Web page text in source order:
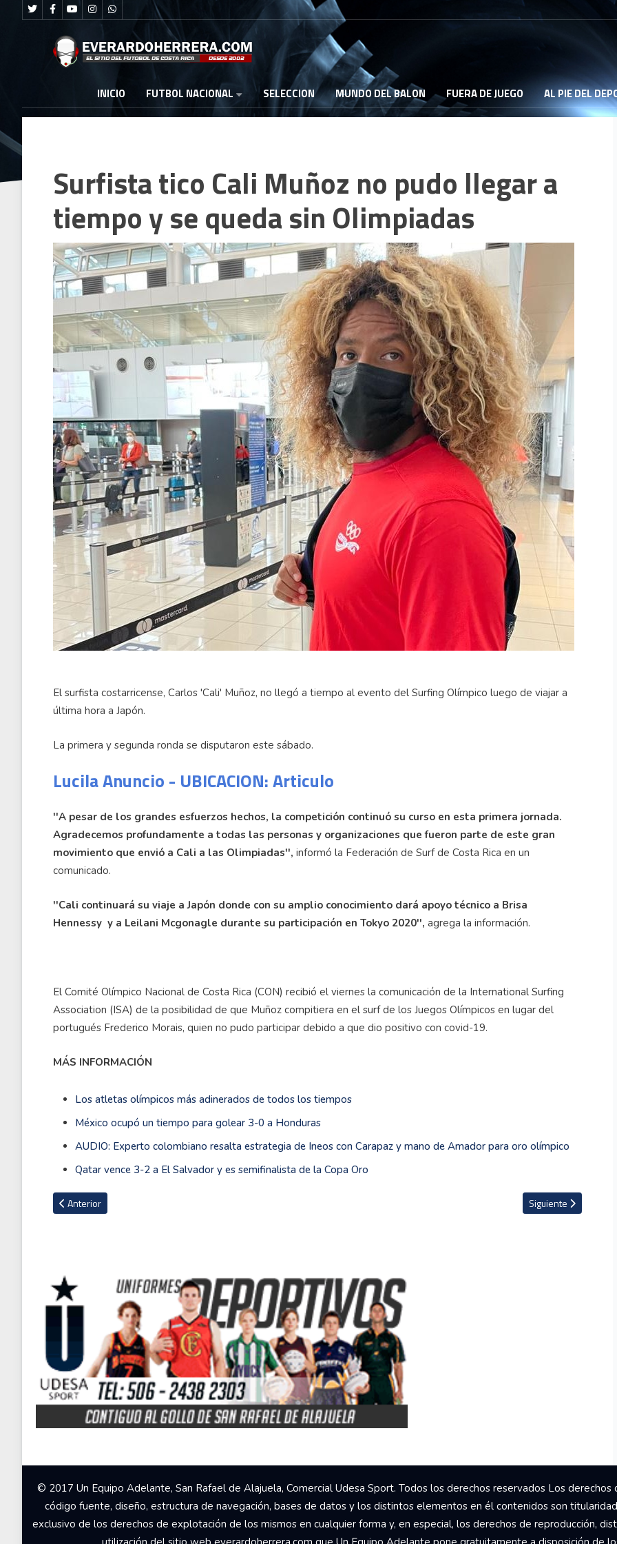
INICIO FUTBOL NACIONAL SELECCION MUNDO DEL BALON FUERA DE JUEGO AL PIE DEL
Surfista tico Cali Muñoz no pudo llegar a
tiempo y se queda sin Olimpiadas
El surfista costarricense, Carlos 'Cali' Muñoz, no llegó a tiempo al evento del Surfing Olímpico luego de viajar a
última hora a Japón.
La primera y segunda ronda se disputaron este sábado.
Lucila Anuncio - UBICACION: Articulo
''A pesar de los grandes esfuerzos hechos, la competición continuó su curso en esta primera jornada.
Agradecemos profundamente a todas las personas y organizaciones que fueron parte de este gran
movimiento que envió a Cali a las Olimpiadas'', informó la Federación de Surf de Costa Rica en un
comunicado.
''Cali continuará su viaje a Japón donde con su amplio conocimiento dará apoyo técnico a Brisa
Hennessy y a Leilani Mcgonagle durante su participación en Tokyo 2020'', agrega la información.
El Comité Olímpico Nacional de Costa Rica (CON) recibió el viernes la comunicación de la International Surfing
Association (ISA) de la posibilidad de que Muñoz compitiera en el surf de los Juegos Olímpicos en lugar del
portugués Frederico Morais, quien no pudo participar debido a que dio positivo con covid-19.
MÁS INFORMACIÓN
Los atletas olímpicos más adinerados de todos los tiempos
México ocupó un tiempo para golear 3-0 a Honduras
AUDIO: Experto colombiano resalta estrategia de Ineos con Carapaz y mano de Amador para oro olímpico
Qatar vence 3-2 a El Salvador y es semifinalista de la Copa Oro
Artículo anterior: Ian Ignacio Sancho hace historia para Costa Rica en las Olimpiadas
Anterior Artículo siguiente: La
Siguiente
© 2017 Un Equipo Adelante, San Rafael de Alajuela, Comercial Udesa Sport. Todos los derechos reservados Los
código fuente, diseño, estructura de navegación, bases de datos y los distintos elementos en él contenidos son
exclusivo de los derechos de explotación de los mismos en cualquier forma y, en especial, los derechos de reproducción,